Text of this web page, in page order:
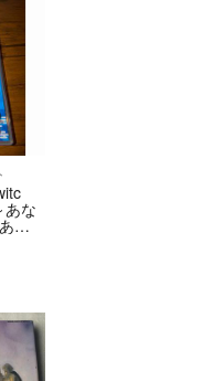
あな
る
コ